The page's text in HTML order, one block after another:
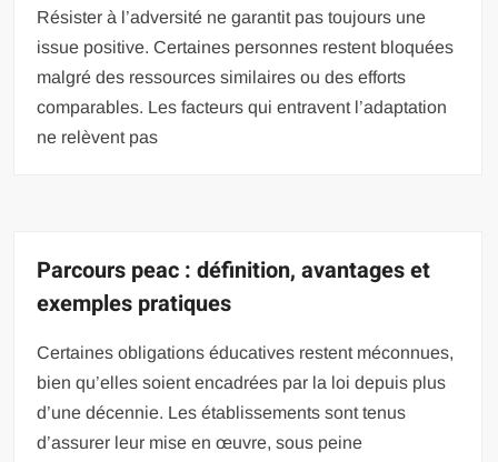
Résister à l’adversité ne garantit pas toujours une
issue positive. Certaines personnes restent bloquées
malgré des ressources similaires ou des efforts
comparables. Les facteurs qui entravent l’adaptation
ne relèvent pas
Parcours peac : définition, avantages et
exemples pratiques
Certaines obligations éducatives restent méconnues,
bien qu’elles soient encadrées par la loi depuis plus
d’une décennie. Les établissements sont tenus
d’assurer leur mise en œuvre, sous peine